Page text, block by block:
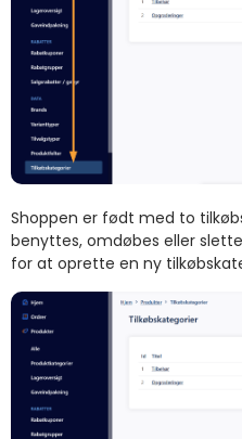
Shoppen er født med to
benyttes, omdøbes eller
for at oprette en ny